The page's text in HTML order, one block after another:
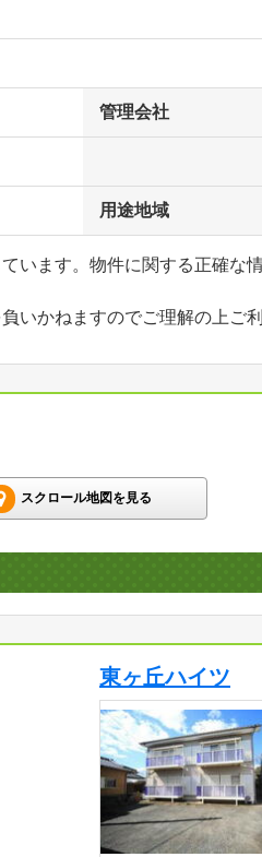
管理会社
用途地域
ています。物件に関する正確な
いかねますのでご理解の上ご利
スクロール地図を見る
東ヶ丘ハイツ